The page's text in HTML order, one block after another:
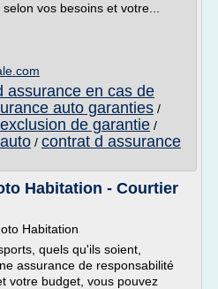
vos besoins et votre...
assurance en cas de
auto garanties /
de garantie /
/ contrat d assurance
Habitation - Courtier
Habitation
quels qu'ils soient,
assurance de responsabilité
votre budget, vous pouvez